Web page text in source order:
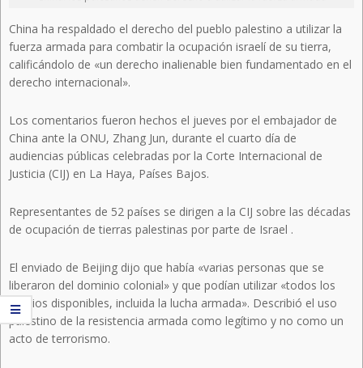
China ha respaldado el derecho del pueblo palestino a utilizar la
fuerza armada para combatir la ocupación israelí de su tierra,
calificándolo de «un derecho inalienable bien fundamentado en el
derecho internacional».
Los comentarios fueron hechos el jueves por el embajador de
China ante la ONU, Zhang Jun, durante el cuarto día de
audiencias públicas celebradas por la Corte Internacional de
Justicia (CIJ) en La Haya, Países Bajos.
Representantes de 52 países se dirigen a la CIJ sobre las décadas
de ocupación de tierras palestinas por parte de Israel .
El enviado de Beijing dijo que había «varias personas que se
liberaron del dominio colonial» y que podían utilizar «todos los
medios disponibles, incluida la lucha armada». Describió el uso
palestino de la resistencia armada como legítimo y no como un
acto de terrorismo.